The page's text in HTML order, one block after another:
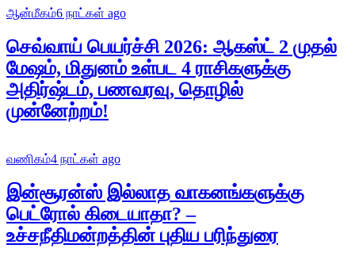
ஆன்மீகம்6 நாட்கள் ago
செவ்வாய் பெயர்ச்சி 2026: ஆகஸ்ட் 2 முதல்
மேஷம், மிதுனம் உள்பட 4 ராசிகளுக்கு
அதிர்ஷ்டம், பணவரவு, தொழில்
முன்னேற்றம்!
வணிகம்4 நாட்கள் ago
இன்சூரன்ஸ் இல்லாத வாகனங்களுக்கு
பெட்ரோல் கிடையாதா? –
உச்சநீதிமன்றத்தின் புதிய பரிந்துரை